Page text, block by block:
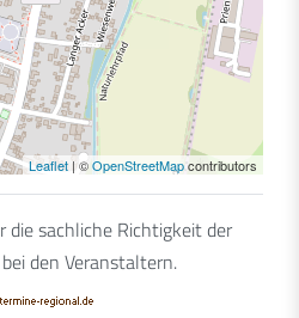
Leaflet | ©OpenStreetMapcontributors
die sachliche Richtigkeit der
den Veranstaltern.